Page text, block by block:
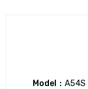
Model A54S